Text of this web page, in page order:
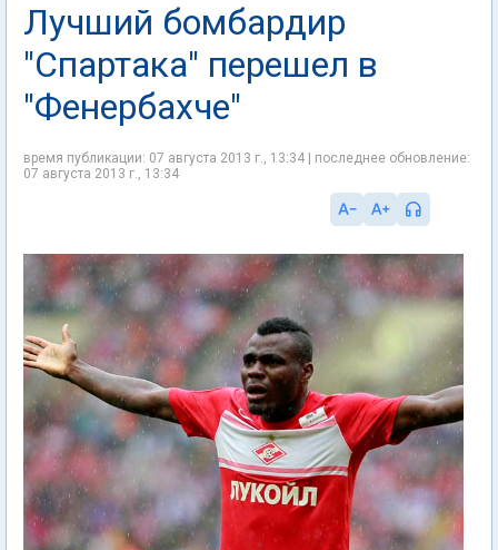
Лучший бомбардир
"Спартака" перешел в
"Фенербахче"
время публикации: 07 августа 2013 г., 13:34 | последнее обновление:
07 августа 2013 г., 13:34